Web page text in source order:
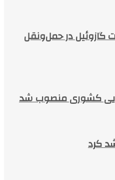
گازوئیل در حمل‌ونقل
کشوری منصوب شد
کرد